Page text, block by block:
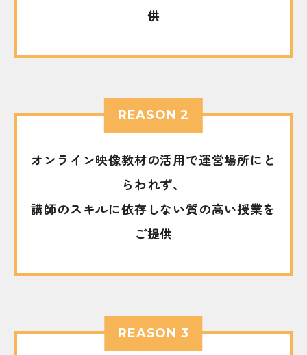
供
REASON 2
オンライン映像教材の活用で運営場所にと
らわれず、
講師のスキルに依存しない質の高い授業を
ご提供
REASON 3